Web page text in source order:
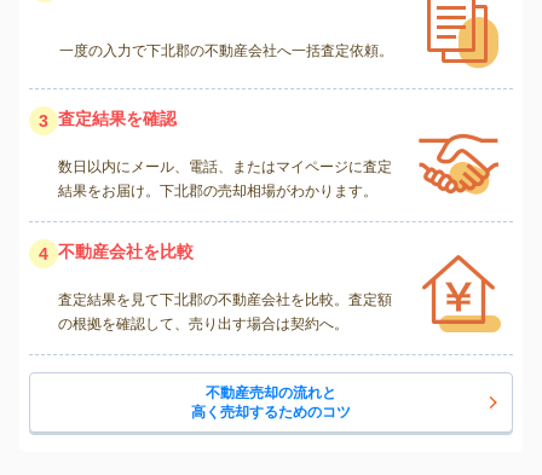
一度の入力で下北郡の不動産会社へ一括査定依頼。
3 査定結果を確認
数日以内にメール、電話、またはマイページに査定
結果をお届け。下北郡の売却相場がわかります。
4 不動産会社を比較
査定結果を見て下北郡の不動産会社を比較。査定額
の根拠を確認して、売り出す場合は契約へ。
不動産売却の流れと
高く売却するためのコツ